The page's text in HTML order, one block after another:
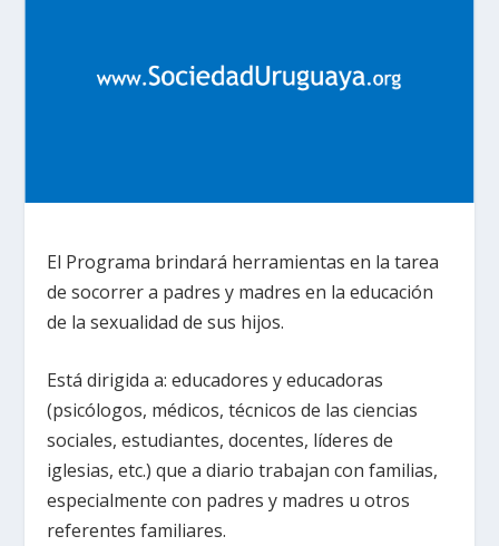
El Programa brindará herramientas en la tarea
de socorrer a padres y madres en la educación
de la sexualidad de sus hijos.
Está dirigida a: educadores y educadoras
(psicólogos, médicos, técnicos de las ciencias
sociales, estudiantes, docentes, líderes de
iglesias, etc.) que a diario trabajan con familias,
especialmente con padres y madres u otros
referentes familiares.